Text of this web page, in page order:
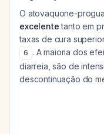
O atovaquone-
excelentetanto em
taxas de cura
6 . A maioria dos
diarreia, são de
descontinuação do